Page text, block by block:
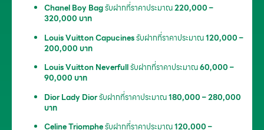
Chanel Boy Bagรับฝากที่ราคาประมาณ220,000 –
320,000 บาท
Louis Vuitton Capucinesรับฝากที่ราคาประมาณ120,000 –
200,000 บาท
Louis Vuitton Neverfullรับฝากที่ราคาประมาณ60,000 –
90,000 บาท
Dior Lady Diorรับฝากที่ราคาประมาณ180,000 – 280,000
บาท
Celine Triompheรับฝากที่ราคาประมาณ120,000 –